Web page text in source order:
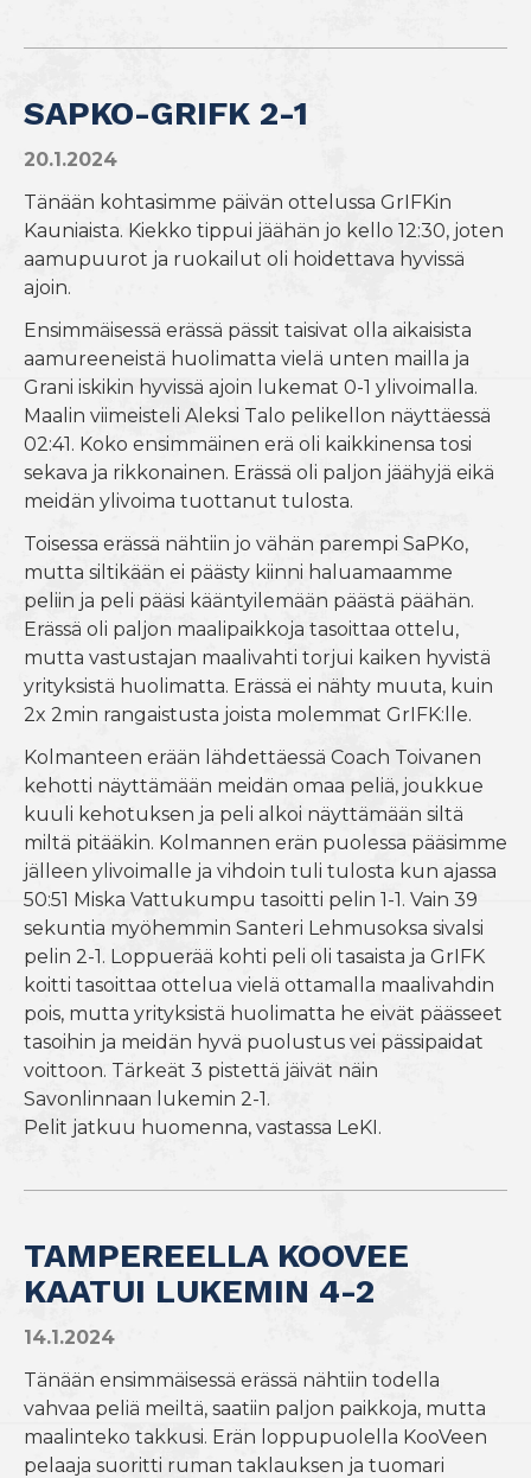
SAPKO-GRIFK 2-1
20.1.2024
Tänään kohtasimme päivän ottelussa GrIFKin
Kauniaista. Kiekko tippui jäähän jo kello 12:30, joten
aamupuurot ja ruokailut oli hoidettava hyvissä
ajoin.
Ensimmäisessä erässä pässit taisivat olla aikaisista
aamureeneistä huolimatta vielä unten mailla ja
Grani iskikin hyvissä ajoin lukemat 0-1 ylivoimalla.
Maalin viimeisteli Aleksi Talo pelikellon näyttäessä
02:41. Koko ensimmäinen erä oli kaikkinensa tosi
sekava ja rikkonainen. Erässä oli paljon jäähyjä eikä
meidän ylivoima tuottanut tulosta.
Toisessa erässä nähtiin jo vähän parempi SaPKo,
mutta siltikään ei päästy kiinni haluamaamme
peliin ja peli pääsi kääntyilemään päästä päähän.
Erässä oli paljon maalipaikkoja tasoittaa ottelu,
mutta vastustajan maalivahti torjui kaiken hyvistä
yrityksistä huolimatta. Erässä ei nähty muuta, kuin
2x 2min rangaistusta joista molemmat GrIFK:lle.
Kolmanteen erään lähdettäessä Coach Toivanen
kehotti näyttämään meidän omaa peliä, joukkue
kuuli kehotuksen ja peli alkoi näyttämään siltä
miltä pitääkin. Kolmannen erän puolessa pääsimme
jälleen ylivoimalle ja vihdoin tuli tulosta kun ajassa
50:51 Miska Vattukumpu tasoitti pelin 1-1. Vain 39
sekuntia myöhemmin Santeri Lehmusoksa sivalsi
pelin 2-1. Loppuerää kohti peli oli tasaista ja GrIFK
koitti tasoittaa ottelua vielä ottamalla maalivahdin
pois, mutta yrityksistä huolimatta he eivät päässeet
tasoihin ja meidän hyvä puolustus vei pässipaidat
voittoon. Tärkeät 3 pistettä jäivät näin
Savonlinnaan lukemin 2-1.
Pelit jatkuu huomenna, vastassa LeKI.
TAMPEREELLA KOOVEE
KAATUI LUKEMIN 4-2
14.1.2024
Tänään ensimmäisessä erässä nähtiin todella
vahvaa peliä meiltä, saatiin paljon paikkoja, mutta
maalinteko takkusi. Erän loppupuolella KooVeen
pelaaja suoritti ruman taklauksen ja tuomari